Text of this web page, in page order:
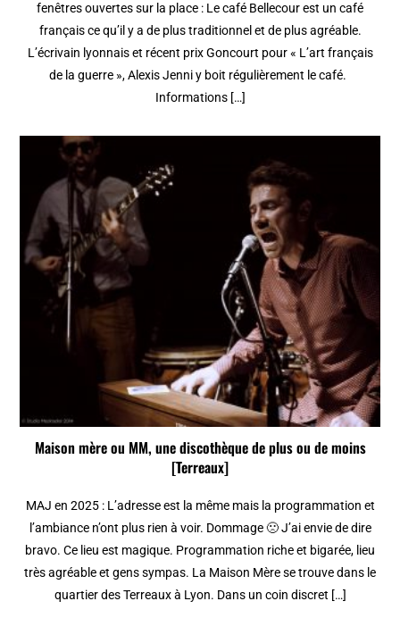
fenêtres ouvertes sur la place : Le café Bellecour est un café
français ce qu’il y a de plus traditionnel et de plus agréable.
L’écrivain lyonnais et récent prix Goncourt pour « L’art français
de la guerre », Alexis Jenni y boit régulièrement le café.
Informations […]
Maison mère ou MM, une discothèque de plus ou de moins
[Terreaux]
MAJ en 2025 : L’adresse est la même mais la programmation et
l’ambiance n’ont plus rien à voir. Dommage 🙁 J’ai envie de dire
bravo. Ce lieu est magique. Programmation riche et bigarée, lieu
très agréable et gens sympas. La Maison Mère se trouve dans le
quartier des Terreaux à Lyon. Dans un coin discret […]